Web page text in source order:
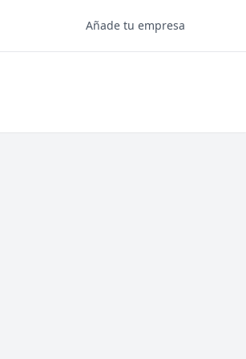
Añade tu empresa